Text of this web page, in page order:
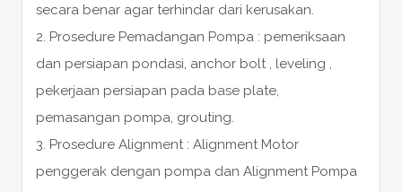
secara benar agar terhindar dari kerusakan.
2. Prosedure Pemadangan Pompa : pemeriksaan
dan persiapan pondasi, anchor bolt , leveling ,
pekerjaan persiapan pada base plate,
pemasangan pompa, grouting.
3. Prosedure Alignment : Alignment Motor
penggerak dengan pompa dan Alignment Pompa